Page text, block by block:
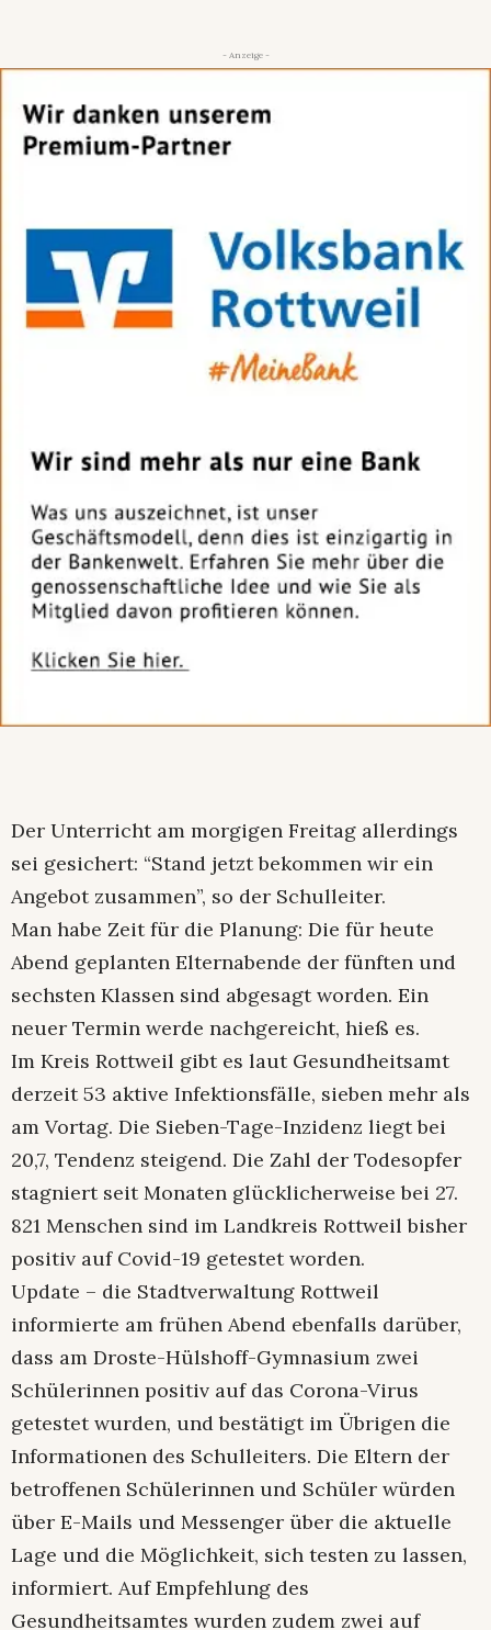
- Anzeige -
Der Unterricht am morgigen Freitag allerdings
sei gesichert: “Stand jetzt bekommen wir ein
Angebot zusammen”, so der Schulleiter.
Man habe Zeit für die Planung: Die für heute
Abend geplanten Elternabende der fünften und
sechsten Klassen sind abgesagt worden. Ein
neuer Termin werde nachgereicht, hieß es.
Im Kreis Rottweil gibt es laut Gesundheitsamt
derzeit 53 aktive Infektionsfälle, sieben mehr als
am Vortag. Die Sieben-Tage-Inzidenz liegt bei
20,7, Tendenz steigend. Die Zahl der Todesopfer
stagniert seit Monaten glücklicherweise bei 27.
821 Menschen sind im Landkreis Rottweil bisher
positiv auf Covid-19 getestet worden.
Update – die Stadtverwaltung Rottweil
informierte am frühen Abend ebenfalls darüber,
dass am Droste-Hülshoff-Gymnasium zwei
Schülerinnen positiv auf das Corona-Virus
getestet wurden, und bestätigt im Übrigen die
Informationen des Schulleiters. Die Eltern der
betroffenen Schülerinnen und Schüler würden
über E-Mails und Messenger über die aktuelle
Lage und die Möglichkeit, sich testen zu lassen,
informiert. Auf Empfehlung des
Gesundheitsamtes wurden zudem zwei auf